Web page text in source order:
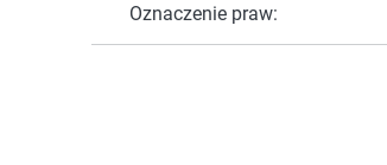
Oznaczenie praw: